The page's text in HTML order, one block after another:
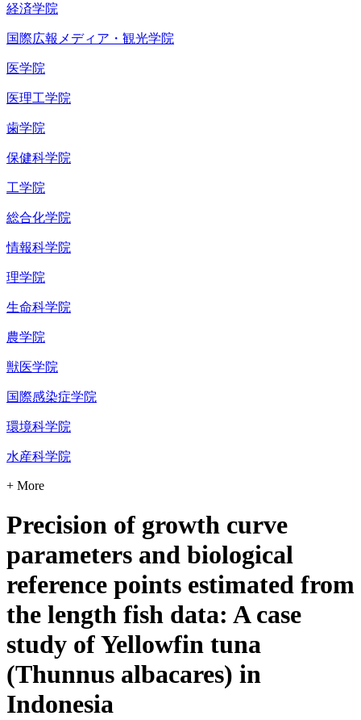
経済学院
国際広報メディア・観光学院
医学院
医理工学院
歯学院
保健科学院
工学院
総合化学院
情報科学院
理学院
生命科学院
農学院
獣医学院
国際感染症学院
環境科学院
水産科学院
+ More
Precision of growth curve
parameters and biological
reference points estimated from
the length fish data: A case
study of Yellowfin tuna
(Thunnus albacares) in
Indonesia